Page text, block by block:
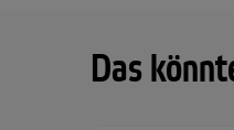
Das